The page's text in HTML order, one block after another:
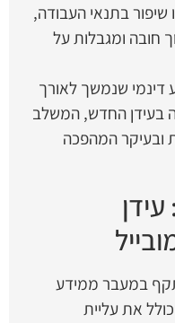
שיפור בתנאי העבודה,
חובה ומגבלות על
דינמי שנמשך לאורך
בעידן החדש, המשלב
המהפכה
במעבר ממידע
את עליית